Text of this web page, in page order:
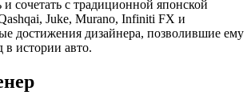
сочетать с традиционной японской
Juke, Murano, Infiniti FX и
достижения дизайнера, позволившие ему
в истории авто.